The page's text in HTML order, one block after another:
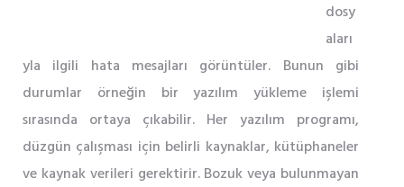
dosy
aları
yla ilgili hata mesajları görüntüler. Bunun gibi
durumlar örneğin bir yazılım yükleme işlemi
sırasında ortaya çıkabilir. Her yazılım programı,
düzgün çalışması için belirli kaynaklar, kütüphaneler
ve kaynak verileri gerektirir. Bozuk veya bulunmayan